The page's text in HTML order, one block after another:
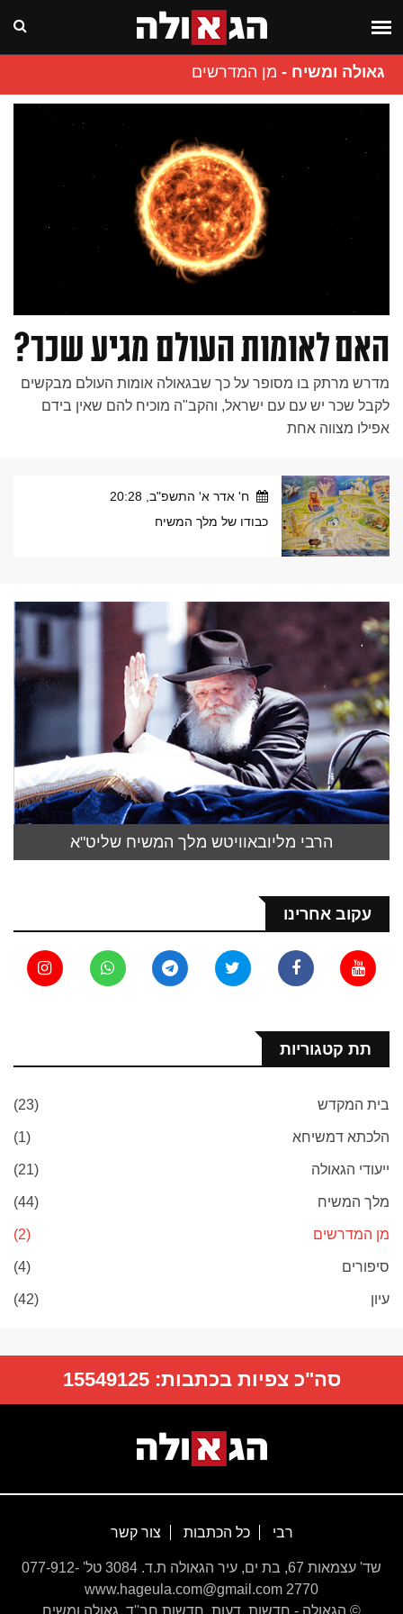
גאולה ומשיח - מן המדרשים
האם לאומות העולם מגיע שכר?
מדרש מרתק בו מסופר על כך שבגאולה אומות העולם מבקשים
לקבל שכר יש עם עם ישראל, והקב"ה מוכיח להם שאין בידם
אפילו מצווה אחת
ח' אדר א' התשפ"ב, 20:28
כבודו של מלך המשיח
הרבי מליובאוויטש מלך המשיח שליט"א
עקוב אחרינו
תת קטגוריות
בית המקדש (23)
הלכתא דמשיחא (1)
ייעודי הגאולה (21)
מלך המשיח (44)
מן המדרשים (2)
סיפורים (4)
עיון (42)
סה"כ צפיות בכתבות:15549125
רבי כל הכתבות צור קשר
שד' עצמאות 67, בת ים, עיר הגאולה ת.ד. 3084 טל' 077-912-
2770 www.hageula.com@gmail.com
© הגאולה - חדשות, דעות, חדשות חב''ד, גאולה ומשיח